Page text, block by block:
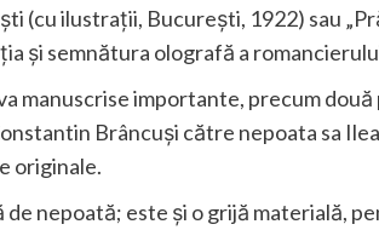
(cu ilustrații, București, 1922) sau
și semnătura olografă a
manuscrise importante, precum două
Brâncuși către nepoata sa
originale.
nepoată; este și o grijă materială,